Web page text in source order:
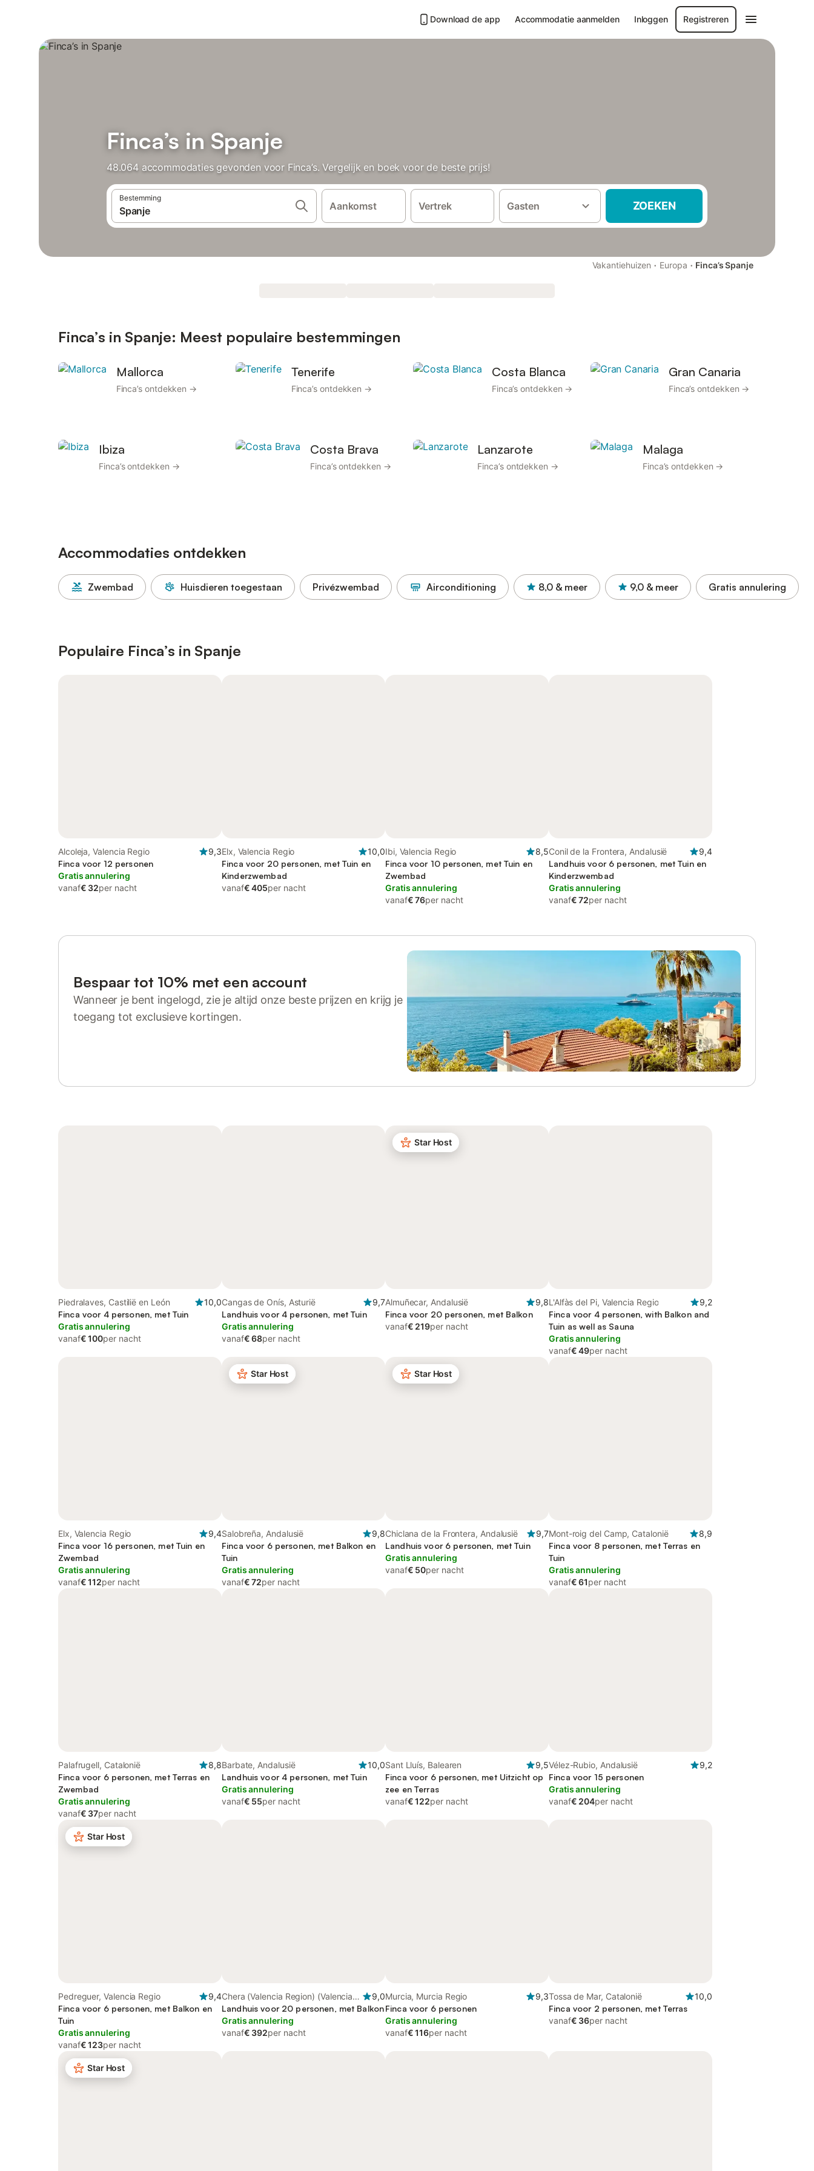
Download de app Accommodatie aanmelden Inloggen Registreren
Finca’s in Spanje
48.064 accommodaties gevonden voor Finca’s. Vergelijk en boek voor de beste prijs!
Bestemming
Aankomst Vertrek Gasten ZOEKEN
Vakantiehuizen · Europa · Finca’s Spanje
Finca’s in Spanje: Meest populaire bestemmingen
Mallorca
Finca’s ontdekken →
Tenerife
Finca’s ontdekken →
Costa Blanca
Finca’s ontdekken →
Gran Canaria
Finca’s ontdekken →
Ibiza
Finca’s ontdekken →
Costa Brava
Finca’s ontdekken →
Lanzarote
Finca’s ontdekken →
Malaga
Finca’s ontdekken →
Accommodaties ontdekken
Zwembad Huisdieren toegestaan Privézwembad Airconditioning 8,0 & meer 9,0 & meer Gratis annulering
Populaire Finca’s in Spanje
Alcoleja, Valencia Regio
9,3
Finca voor 12 personen
Gratis annulering
vanaf€ 32per nacht
Elx, Valencia Regio
10,0
Finca voor 20 personen, met Tuin en
Kinderzwembad
vanaf€ 405per nacht
Ibi, Valencia Regio
8,5
Finca voor 10 personen, met Tuin en
Zwembad
Gratis annulering
vanaf€ 76per nacht
Conil de la Frontera, Andalusië
9,4
Landhuis voor 6 personen, met Tuin en
Kinderzwembad
Gratis annulering
vanaf€ 72per nacht
Bespaar tot 10% met een account
Wanneer je bent ingelogd, zie je altijd onze beste prijzen en krijg je
toegang tot exclusieve kortingen.
Piedralaves, Castilië en León
10,0
Finca voor 4 personen, met Tuin
Gratis annulering
vanaf€ 100per nacht
Cangas de Onís, Asturië
9,7
Landhuis voor 4 personen, met Tuin
Gratis annulering
vanaf€ 68per nacht
Star Host
Almuñecar, Andalusië
9,8
Finca voor 20 personen, met Balkon
vanaf€ 219per nacht
L'Alfàs del Pi, Valencia Regio
9,2
Finca voor 4 personen, with Balkon and
Tuin as well as Sauna
Gratis annulering
vanaf€ 49per nacht
Elx, Valencia Regio
9,4
Finca voor 16 personen, met Tuin en
Zwembad
Gratis annulering
vanaf€ 112per nacht
Star Host
Salobreña, Andalusië
9,8
Finca voor 6 personen, met Balkon en
Tuin
Gratis annulering
vanaf€ 72per nacht
Star Host
Chiclana de la Frontera, Andalusië
9,7
Landhuis voor 6 personen, met Tuin
Gratis annulering
vanaf€ 50per nacht
Mont-roig del Camp, Catalonië
8,9
Finca voor 8 personen, met Terras en
Tuin
Gratis annulering
vanaf€ 61per nacht
Palafrugell, Catalonië
8,8
Finca voor 6 personen, met Terras en
Zwembad
Gratis annulering
vanaf€ 37per nacht
Barbate, Andalusië
10,0
Landhuis voor 4 personen, met Tuin
Gratis annulering
vanaf€ 55per nacht
Sant Lluís, Balearen
9,5
Finca voor 6 personen, met Uitzicht op
zee en Terras
vanaf€ 122per nacht
Vélez-Rubio, Andalusië
9,2
Finca voor 15 personen
Gratis annulering
vanaf€ 204per nacht
Star Host
Pedreguer, Valencia Regio
9,4
Finca voor 6 personen, met Balkon en
Tuin
Gratis annulering
vanaf€ 123per nacht
Chera (Valencia Region) (Valencia
Region), Valencia Regio
9,0
Landhuis voor 20 personen, met Balkon
Gratis annulering
vanaf€ 392per nacht
Murcia, Murcia Regio
9,3
Finca voor 6 personen
Gratis annulering
vanaf€ 116per nacht
Tossa de Mar, Catalonië
10,0
Finca voor 2 personen, met Terras
vanaf€ 36per nacht
Star Host